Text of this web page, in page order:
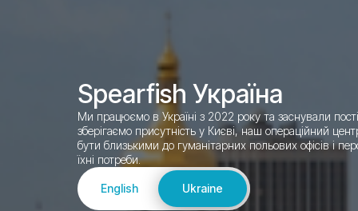
Spearfish Україна
Ми працюємо в Україні з 2022 року та заснували
зберігаємо присутність у Києві, наш операційний
бути близькими до гуманітарних польових офісів і
їхні потреби.
English Ukraine